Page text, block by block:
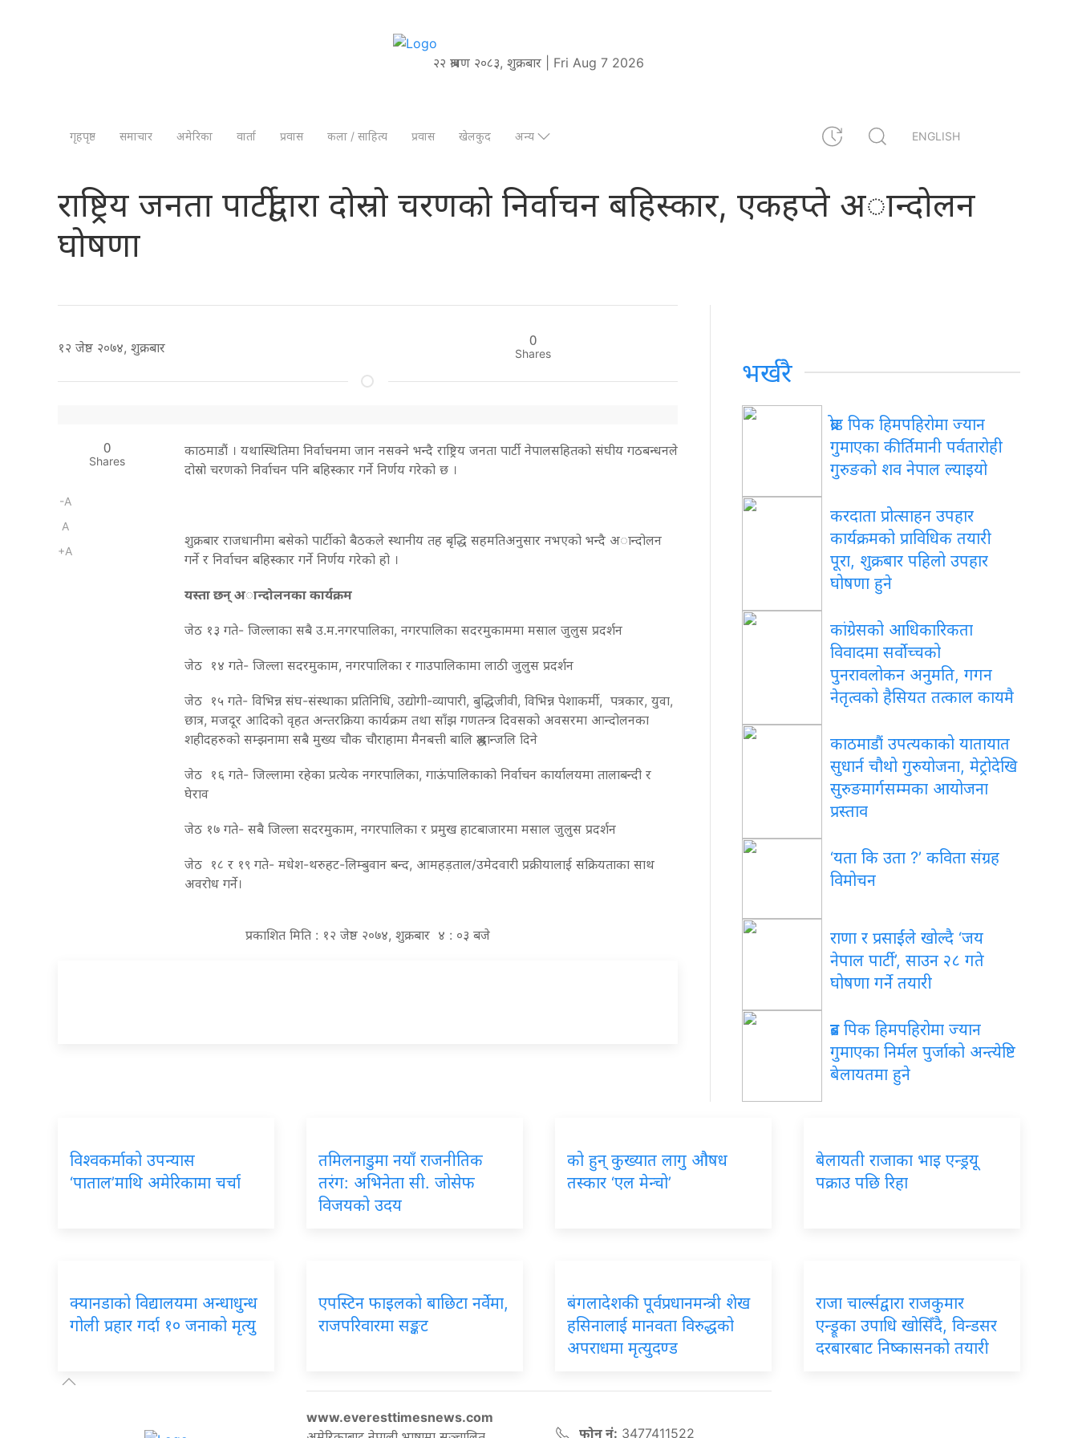
२२ श्रावण २०८३, शुक्रबार | Fri Aug 7 2026
गृहपृष्ठ समाचार अमेरिका वार्ता प्रवास कला / साहित्य प्रवास खेलकुद अन्य ENGLISH
राष्ट्रिय जनता पार्टीद्वारा दोस्रो चरणको निर्वाचन बहिस्कार, एकहप्ते अान्दोलन
घोषणा
१२ जेष्ठ २०७४, शुक्रबार 0
Shares
0
Shares
-A
A
+A
काठमाडाैं । यथास्थितिमा निर्वाचनमा जान नसक्ने भन्दै राष्ट्रिय जनता पार्टी नेपालसहितको संघीय गठबन्धनले
दोस्रो चरणको निर्वाचन पनि बहिस्कार गर्ने निर्णय गरेको छ ।
शुक्रबार राजधानीमा बसेको पार्टीको बैठकले स्थानीय तह बृद्धि सहमतिअनुसार नभएको भन्दै अान्दोलन
गर्ने र निर्वाचन बहिस्कार गर्ने निर्णय गरेको हो ।
यस्ता छन् अान्दोलनका कार्यक्रम
जेठ १३ गते- जिल्लाका सबै उ.म.नगरपालिका, नगरपालिका सदरमुकाममा मसाल जुलुस प्रदर्शन
जेठ १४ गते- जिल्ला सदरमुकाम, नगरपालिका र गाउपालिकामा लाठी जुलुस प्रदर्शन
जेठ १५ गते- विभिन्न संघ-संस्थाका प्रतिनिधि, उद्योगी-व्यापारी, बुद्धिजीवी, विभिन्न पेशाकर्मी, ​​​​​ पत्रकार, युवा,
छात्र, मजदूर आदिको वृहत अन्तरक्रिया कार्यक्रम तथा साँझ गणतन्त्र दिवसको अवसरमा आन्दोलनका
शहीदहरुको सम्झनामा सबै मुख्य चौक चौराहामा मैनबत्ती बालि श्रद्धान्जलि दिने
जेठ १६ गते- जिल्लामा रहेका प्रत्येक नगरपालिका, गाऊंपालिकाको निर्वाचन कार्यालयमा तालाबन्दी र
घेराव
जेठ १७ गते- सबै जिल्ला सदरमुकाम, नगरपालिका र प्रमुख हाटबाजारमा मसाल जुलुस प्रदर्शन
जेठ १८ र १९ गते- मधेश-थरुहट-लिम्बुवान बन्द, आमहड़ताल/उमेदवारी प्रक्रीयालाई सक्रियताका साथ
अवरोध गर्ने।
प्रकाशित मिति : १२ जेष्ठ २०७४, शुक्रबार ४ : ०३ बजे
भर्खरै
ब्रोडपिक हिमपहिरोमा ज्यान
गुमाएका कीर्तिमानी पर्वतारोही
गुरुङको शव नेपाल ल्याइयो
करदाताप्रोत्साहन उपहार
कार्यक्रमको प्राविधिक तयारी
पूरा, शुक्रबार पहिलो उपहार
घोषणा हुने
कांग्रेसको आधिकारिकता
विवादमा सर्वोच्चको
पुनरावलोकन अनुमति, गगन
नेतृत्वको हैसियत तत्काल कायमै
काठमाडौंउपत्यकाको यातायात
सुधार्न चौथो गुरुयोजना, मेट्रोदेखि
सुरुङमार्गसम्मका आयोजना
प्रस्ताव
‘यताकि उता ?’ कविता संग्रह
विमोचन
राणार प्रसाईंले खोल्दै ‘जय
नेपाल पार्टी’, साउन २८ गते
घोषणा गर्ने तयारी
ब्रडपिक हिमपहिरोमा ज्यान
गुमाएका निर्मल पुर्जाको अन्त्येष्टि
बेलायतमा हुने
विश्वकर्माको उपन्यास
‘पाताल’माथि अमेरिकामा चर्चा
तमिलनाडुमा नयाँ राजनीतिक
तरंग: अभिनेता सी. जोसेफ
विजयको उदय
को हुन् कुख्यात लागु औषध
तस्कार ‘एल मेन्चो’
बेलायती राजाका भाइ एन्ड्रयू
पक्राउ पछि रिहा
क्यानडाको विद्यालयमा अन्धाधुन्ध
गोली प्रहार गर्दा १० जनाको मृत्यु
एपस्टिन फाइलको बाछिटा नर्वेमा,
राजपरिवारमा सङ्कट
बंगलादेशकी पूर्वप्रधानमन्त्री शेख
हसिनालाई मानवता विरुद्धको
अपराधमा मृत्युदण्ड
राजा चार्ल्सद्वारा राजकुमार
एन्ड्रूका उपाधि खोसिँदै, विन्डसर
दरबारबाट निष्कासनको तयारी
www.everesttimesnews.com
फोन नं: 3477411522